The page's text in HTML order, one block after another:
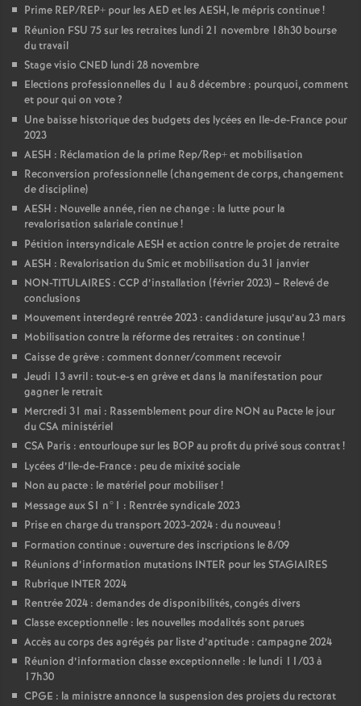
Prime REP/REP+ pour les AED et les AESH, le mépris continue!
Réunion FSU 75 sur les retraites lundi 21 novembre 18h30 bourse
du travail
Stage visio CNED lundi 28 novembre
Elections professionnelles du 1 au 8 décembre : pourquoi, comment
et pour qui on vote?
Une baisse historique des budgets des lycées en Ile-de-France pour
2023
AESH : Réclamation de la prime Rep/Rep+ et mobilisation
Reconversion professionnelle (changement de corps, changement
de discipline)
AESH : Nouvelle année, rien ne change : la lutte pour la
revalorisation salariale continue!
Pétition intersyndicale AESH et action contre le projet de retraite
AESH : Revalorisation du Smic et mobilisation du 31 janvier
NON-TITULAIRES : CCP d’installation (février 2023) – Relevé de
conclusions
Mouvement interdegré rentrée 2023 : candidature jusqu’au 23 mars
Mobilisation contre la réforme des retraites : on continue!
Caisse de grève : comment donner/comment recevoir
Jeudi 13 avril : tout-e-s en grève et dans la manifestation pour
gagner le retrait
Mercredi 31 mai : Rassemblement pour dire NON au Pacte le jour
du CSA ministériel
CSA Paris : entourloupe sur les BOP au profit du privé sous contrat!
Lycées d’Ile-de-France : peu de mixité sociale
Non au pacte : le matériel pour mobiliser!
Message aux S1 n°1 : Rentrée syndicale 2023
Prise en charge du transport 2023-2024 : du nouveau!
Formation continue : ouverture des inscriptions le 8/09
Réunions d’information mutations INTER pour les STAGIAIRES
Rubrique INTER 2024
Rentrée 2024 : demandes de disponibilités, congés divers
Classe exceptionnelle : les nouvelles modalités sont parues
Accès au corps des agrégés par liste d’aptitude : campagne 2024
Réunion d’information classe exceptionnelle : le lundi 11/03 à
17h30
CPGE : la ministre annonce la suspension des projets du rectorat